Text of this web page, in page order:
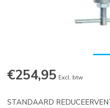
€254,95 Excl. btw
STANDAARD